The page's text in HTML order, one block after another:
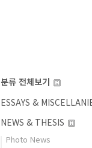
분류 전체보기
ESSAYS &
NEWS & THESIS
Photo News